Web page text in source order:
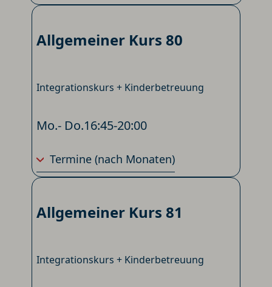
Allgemeiner Kurs 80
Integrationskurs + Kinderbetreuung
Mo.- Do.16:45-20:00
Termine(nach Monaten)
Allgemeiner Kurs 81
Integrationskurs + Kinderbetreuung